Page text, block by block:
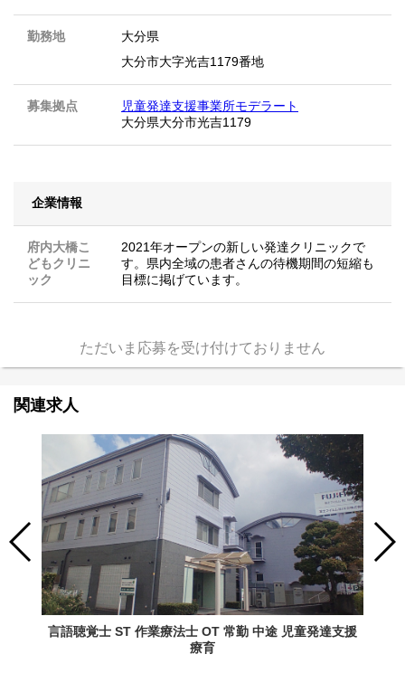
勤務地
大分県
大分市大字光吉1179番地
募集拠点
児童発達支援事業所モデラート
大分県大分市光吉1179
企業情報
府内大橋こ
どもクリニ
ック
2021年オープンの新しい発達クリニックで
す。県内全域の患者さんの待機期間の短縮も
目標に掲げています。
ただいま応募を受け付けておりません
関連求人
言語聴覚士 ST 作業療法士 OT 常勤 中途 児童発達支援
療育